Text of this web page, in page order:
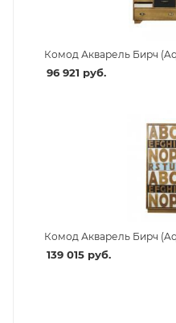
Комод Акварель Бирч
96 921 руб.
Комод Акварель Бирч
139 015руб.